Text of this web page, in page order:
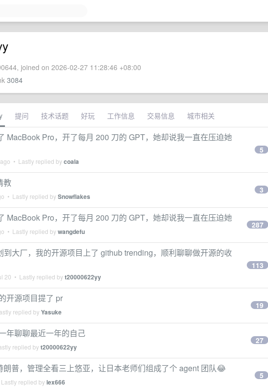
joined on 2026-02-27 11:28:46 +08:00
3084
提问 技术话题 好玩 工作信息 交易信息 城市相关
MacBook Pro，开了每月 200 刀的 GPT，她却说我一直在压迫她
• Lastly replied bycoala
5
教
• Lastly replied bySnowflakes
3
MacBook Pro，开了每月 200 刀的 GPT，她却说我一直在压迫她
• Lastly replied bywangdefu
287
到大厂，我的开源项目上了 github trending，顺利聊聊做开源的收
20 • Lastly replied byt20000622yy
113
开源项目提了 pr
replied byYasuke
19
年聊聊最近一年的自己
replied byt20000622yy
27
普，管理全看三上悠亚，让日本老师们组成了个 agent 团队😂
Lastly replied bylex666
5